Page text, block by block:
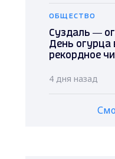
ОБЩЕСТВО
Суздаль —
День огурца
рекордное
4 дня назад